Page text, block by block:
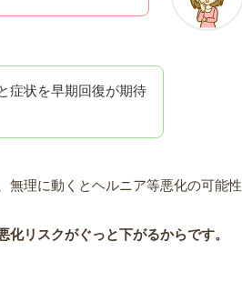
症状を早期回復が期待
理に動くとヘルニア等悪化の可能性
化リスクがぐっと下がるからです。